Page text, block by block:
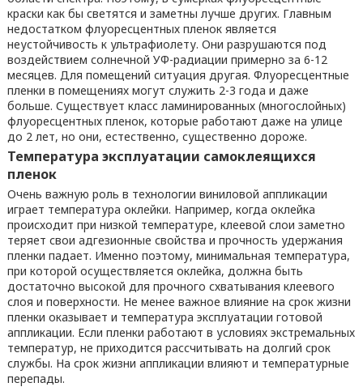
краски как бы светятся и заметны лучше других. Главным
недостатком флуоресцентных пленок является
неустойчивость к ультрафиолету. Они разрушаются под
воздействием солнечной УФ-радиации примерно за 6-12
месяцев. Для помещений ситуация другая. Флуоресцентные
пленки в помещениях могут служить 2-3 года и даже
больше. Существует класс ламинированных (многослойных)
флуоресцентных пленок, которые работают даже на улице
до 2 лет, но они, естественно, существенно дороже.
Температура эксплуатации самоклеящихся
пленок
Очень важную роль в технологии виниловой аппликации
играет температура оклейки. Например, когда оклейка
происходит при низкой температуре, клеевой слои заметно
теряет свои адгезионные свойства и прочность удержания
пленки падает. Именно поэтому, минимальная температура,
при которой осуществляется оклейка, должна быть
достаточно высокой для прочного схватывания клеевого
слоя и поверхности. Не менее важное влияние на срок жизни
пленки оказывает и температура эксплуатации готовой
аппликации. Если пленки работают в условиях экстремальных
температур, не приходится рассчитывать на долгий срок
службы. На срок жизни аппликации влияют и температурные
перепады.